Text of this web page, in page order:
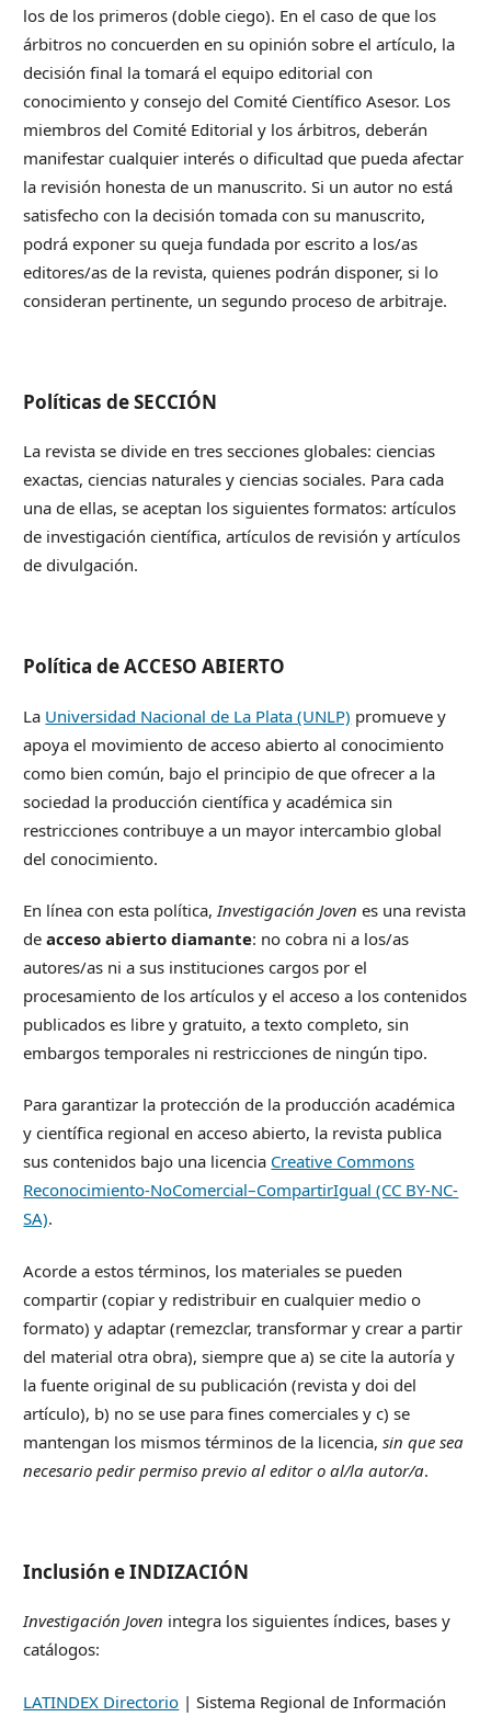
los de los primeros (doble ciego). En el caso de que los
árbitros no concuerden en su opinión sobre el artículo, la
decisión final la tomará el equipo editorial con
conocimiento y consejo del Comité Científico Asesor. Los
miembros del Comité Editorial y los árbitros, deberán
manifestar cualquier interés o dificultad que pueda afectar
la revisión honesta de un manuscrito. Si un autor no está
satisfecho con la decisión tomada con su manuscrito,
podrá exponer su queja fundada por escrito a los/as
editores/as de la revista, quienes podrán disponer, si lo
consideran pertinente, un segundo proceso de arbitraje.
Políticas de SECCIÓN
La revista se divide en tres secciones globales: ciencias
exactas, ciencias naturales y ciencias sociales. Para cada
una de ellas, se aceptan los siguientes formatos: artículos
de investigación científica, artículos de revisión y artículos
de divulgación.
Política de ACCESO ABIERTO
La Universidad Nacional de La Plata (UNLP) promueve y
apoya el movimiento de acceso abierto al conocimiento
como bien común, bajo el principio de que ofrecer a la
sociedad la producción científica y académica sin
restricciones contribuye a un mayor intercambio global
del conocimiento.
En línea con esta política, Investigación Joven es una revista
deacceso abierto diamante: no cobra ni a los/as
autores/as ni a sus instituciones cargos por el
procesamiento de los artículos y el acceso a los contenidos
publicados es libre y gratuito, a texto completo, sin
embargos temporales ni restricciones de ningún tipo.
Para garantizar la protección de la producción académica
y científica regional en acceso abierto, la revista publica
sus contenidos bajo una licencia Creative Commons
Reconocimiento-NoComercial–CompartirIgual (CC BY-NC-
SA).
Acorde a estos términos, los materiales se pueden
compartir (copiar y redistribuir en cualquier medio o
formato) y adaptar (remezclar, transformar y crear a partir
del material otra obra), siempre que a) se cite la autoría y
la fuente original de su publicación (revista y doi del
artículo), b) no se use para fines comerciales y c) se
mantengan los mismos términos de la licencia,sin que sea
necesario pedir permiso previo al editor o al/la autor/a.
Inclusión e INDIZACIÓN
Investigación Joven integra los siguientes índices, bases y
catálogos:
LATINDEX Directorio | Sistema Regional de Información